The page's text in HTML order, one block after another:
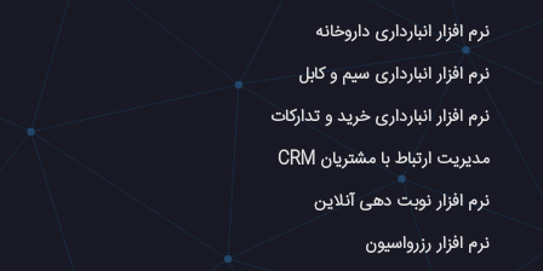
نرم افزار انبارداری داروخانه
نرم افزار انبارداری سیم و کابل
نرم افزار انبارداری خرید و تدارکات
مدیریت ارتباط با مشتریان CRM
نرم افزار نوبت دهی آنلاین
نرم افزار رزرواسیون